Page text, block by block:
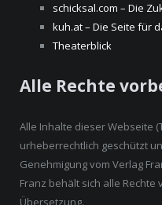
schicksal.com – Die
kuh.at – Die Seite für
Theaterblick
Alle Rechte
Alle Inhalte dieser Webseite
urheberrechtlich geschützt
Genehmigung vom Verlag
Franz behält sich alle
Übersetzung.